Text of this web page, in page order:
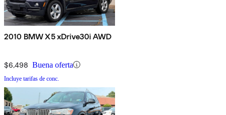
2010 BMW X5 xDrive30i AWD
$6,498 Buena oferta
Incluye tarifas de conc.